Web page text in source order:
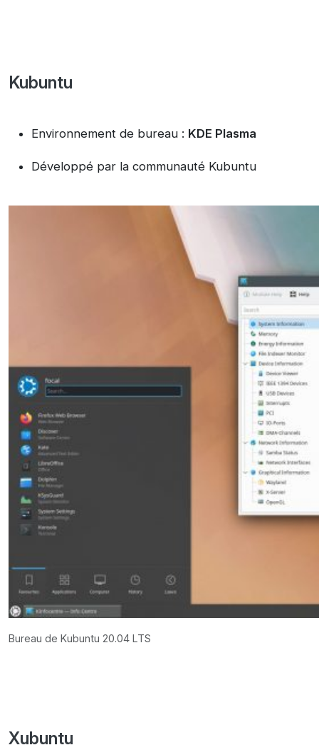
Kubuntu
Environnement de bureau : KDE Plasma
Développé par la communauté Kubuntu
Bureau de Kubuntu 20.04 LTS
Xubuntu